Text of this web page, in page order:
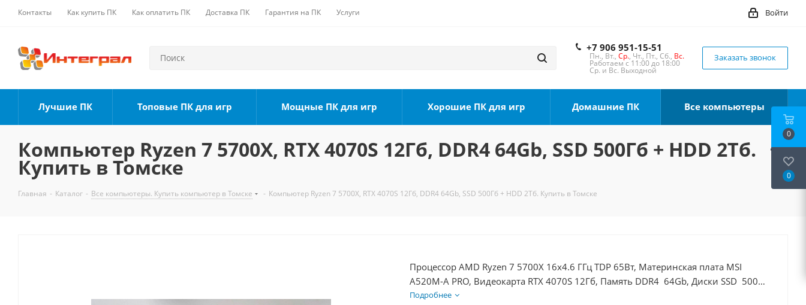
Контакты Как купить ПК Как оплатить ПК Доставка ПК Гарантия на ПК Услуги Войти
+7 906 951-15-51
Пн., Вт., Ср., Чт., Пт., Сб., Вс.
Работаем с 11:00 до 18:00
Ср. и Вс. Выходной
Заказать звонок
Лучшие ПК Топовые ПК для игр Мощные ПК для игр Хорошие ПК для игр Домашние ПК Все компьютеры
Компьютер Ryzen 7 5700X, RTX 4070S 12Гб, DDR4 64Gb, SSD 500Гб + HDD 2Тб.
Купить в Томске
Главная - Каталог - Все компьютеры. Купить компьютер в Томске - Компьютер Ryzen 7 5700X, RTX 4070S 12Гб, DDR4 64Gb, SSD 500Гб + HDD 2Тб. Купить в Томске
Процессор AMD Ryzen 7 5700X 16x4.6 ГГц TDP 65Вт, Материнская плата MSI
A520M-A PRO, Видеокарта RTX 4070S 12Гб, Память DDR4 64Gb, Диски SSD 500Гб
+ HDD 2Тб, БП 750Вт
Подробнее
0
0